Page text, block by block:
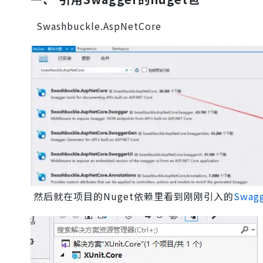
Swashbuckle.AspNetCore
然后就在项目的Nuget依赖里看到刚刚引入的